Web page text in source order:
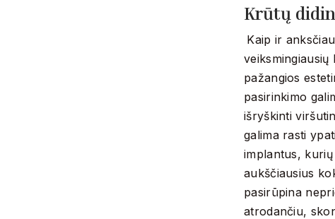
Krūtų
Kaip ir
veiksmingiausių
pažangios
pasirinkimo
išryškinti
galima rasti
implantus,
aukščiausius
pasirūpina
atrodančiu,